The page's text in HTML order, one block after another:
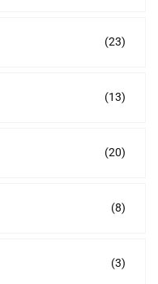
(23)
(13)
(20)
(8)
(3)